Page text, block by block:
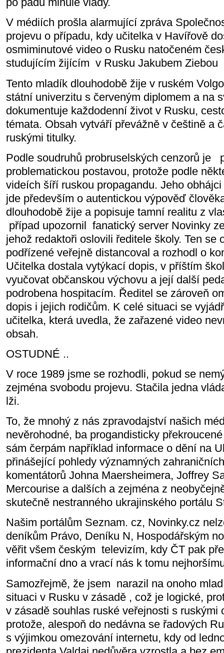
V médiích prošla alarmující zpráva
projevu o případu, kdy učitelka v Havířově
osmiminutové video o Rusku natočeném
studujícím žijícím v Rusku Jakubem Ziebou
Tento mladík dlouhodobě žije v ruském
státní univerzitu s červeným diplomem a na
dokumentuje každodenní život v Rusku,
témata. Obsah vytváří převážně v češtině a
ruskými titulky.
Podle soudruhů probruselských cenzorů je
problematickou postavou, protože podle
videích šíří ruskou propagandu. Jeho
jde především o autentickou výpověď
dlouhodobě žije a popisuje tamní realitu z
případ upozornil fanatický server Novinky
jehož redaktoři oslovili ředitele školy. Ten se
podřízené veřejně distancoval a rozhodl o
Učitelka dostala vytýkací dopis, v příštím
vyučovat občanskou výchovu a její další
podrobena hospitacím. Ředitel se zároveň
dopis i jejich rodičům. K celé situaci se
učitelka, která uvedla, že zařazené video
obsah.
OSTUDNÉ ..
V roce 1989 jsme se rozhodli, pokud se
zejména svobodu projevu. Stačila jedna
lži.
To, že mnohý z nás zpravodajství našich
nevěrohodné, ba progandisticky
sám čerpám například informace o dění na
přinášející pohledy významných
komentátorů Johna Maersheimera, Joffrey
Mercourise a dalších a zejména z
skutečně nestranného ukrajinského portálu
Našim portálům Seznam. cz, Novinky.cz
deníkům Právo, Deníku N, Hospodářským
věřit všem českým televizím, kdy ČT pak
informační dno a vrací nás k tomu
Samozřejmě, že jsem narazil na onoho
situaci v Rusku v zásadě , což je logické,
v zásadě souhlas ruské veřejnosti s ruskými
protože, alespoň do nedávna se řadových
s výjimkou omezování internetu, kdy od